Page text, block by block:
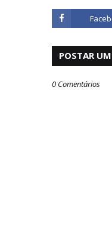
POSTAR
0 Comentários